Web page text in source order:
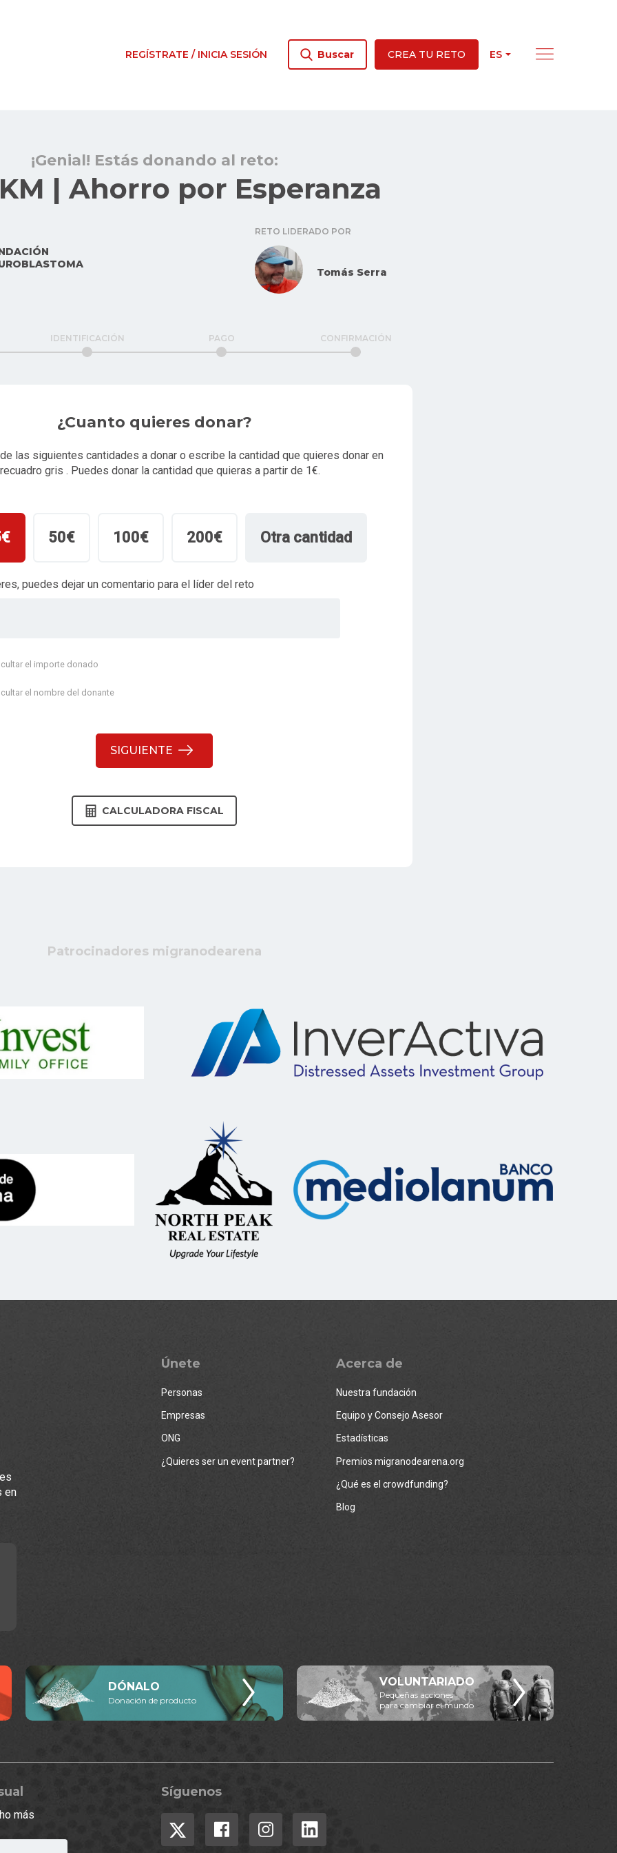
REGÍSTRATE / INICIA SESIÓN Buscar CREA TU RETO ES
¡Genial! Estás donando al reto:
| Ahorro por Esperanza
RETO LIDERADO POR
Tomás Serra
IDENTIFICACIÓN PAGO CONFIRMACIÓN
¿Cuanto quieres donar?
las siguientes cantidades a donar o escribe la cantidad que quieres donar en
gris . Puedes donar la cantidad que quieras a partir de 1€.
50€ 100€ 200€ Otra cantidad
puedes dejar un comentario para el líder del reto
el importe donado
el nombre del donante
SIGUIENTE
CALCULADORA FISCAL
Patrocinadores migranodearena
en
Únete
Personas
Empresas
ONG
¿Quieres ser un event partner?
Acerca de
Nuestra fundación
Equipo y Consejo Asesor
Estadísticas
Premios migranodearena.org
¿Qué es el crowdfunding?
Blog
DÓNALO
Donación de producto
VOLUNTARIADO
Pequeñas acciones
para cambiar el mundo
más
Síguenos